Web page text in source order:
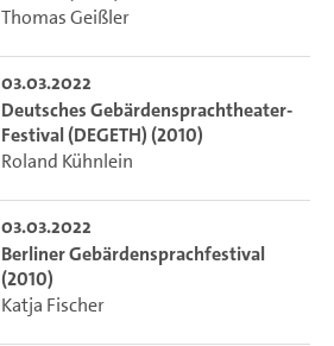
Thomas Geißler
03.03.2022
Deutsches Gebärdensprachtheater-
Festival (DEGETH) (2010)
Roland Kühnlein
03.03.2022
Berliner Gebärdensprachfestival
(2010)
Katja Fischer